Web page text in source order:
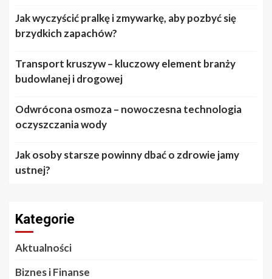
Jak wyczyścić pralkę i zmywarkę, aby pozbyć się
brzydkich zapachów?
Transport kruszyw – kluczowy element branży
budowlanej i drogowej
Odwrócona osmoza – nowoczesna technologia
oczyszczania wody
Jak osoby starsze powinny dbać o zdrowie jamy
ustnej?
Kategorie
Aktualności
Biznes i Finanse